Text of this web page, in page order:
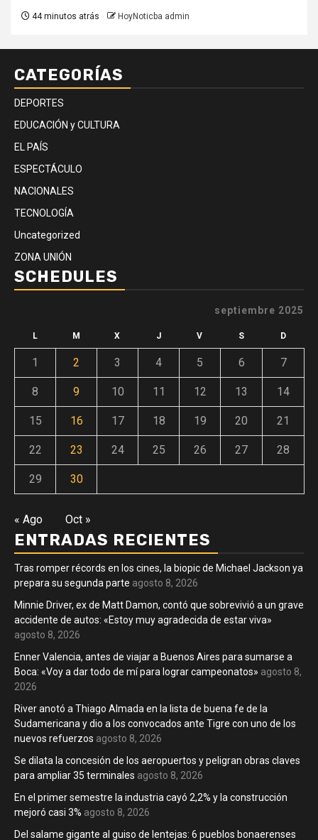
44 minutos atrás HoyNoticba admin
CATEGORÍAS
DEPORTES
EDUCACIÓN y CULTURA
EL PAÍS
ESPECTÁCULO
NACIONALES
TECNOLOGÍA
Uncategorized
ZONA UNIÓN
SCHEDULES
septiembre 2025
L M X J V S D
1 2 3 4 5 6 7
8 9 10 11 12 13 14
15 16 17 18 19 20 21
22 23 24 25 26 27 28
29 30
« Ago Oct »
ENTRADAS RECIENTES
Tras romper récords en los cines, la biopic de Michael Jackson ya
prepara su segunda parte agosto 8, 2026
Minnie Driver, ex de Matt Damon, contó que sobrevivió a un grave
accidente de autos: «Estoy muy agradecida de estar viva»
agosto 8, 2026
Enner Valencia, antes de viajar a Buenos Aires para sumarse a
Boca: «Voy a dar todo de mí para lograr campeonatos» agosto 8,
2026
River anotó a Thiago Almada en la lista de buena fe de la
Sudamericana y dio a los convocados ante Tigre con uno de los
nuevos refuerzos agosto 8, 2026
Se dilata la concesión de los aeropuertos y peligran obras claves
para ampliar 35 terminales agosto 8, 2026
En el primer semestre la industria cayó 2,2% y la construcción
mejoró casi 3% agosto 8, 2026
Del salame gigante al guiso de lentejas: 6 pueblos bonaerenses